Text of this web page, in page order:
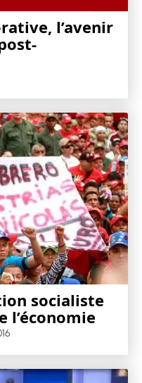
l’avenir
socialiste
l’économie